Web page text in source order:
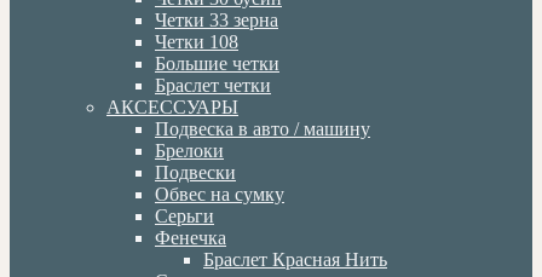
Четки 33 зерна
Четки 108
Большие четки
Браслет четки
АКСЕССУАРЫ
Подвеска в авто / машину
Брелоки
Подвески
Обвес на сумку
Серьги
Фенечка
Браслет Красная Нить